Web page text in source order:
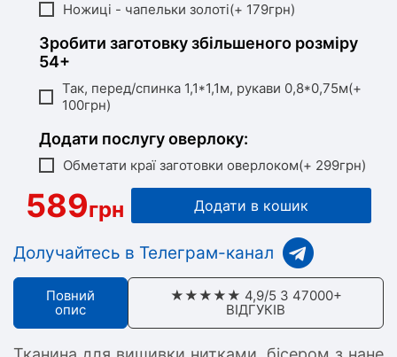
Ножиці - чапельки золоті(+ 179грн)
Зробити заготовку збільшеного розміру
54+
Так, перед/спинка 1,1*1,1м, рукави 0,8*0,75м(+
100грн)
Додати послугу оверлоку:
Обметати краї заготовки оверлоком(+ 299грн)
589грн Додати в кошик
Долучайтесь в Телеграм-канал
Повний
опис
★★★★★ 4,9/5 З 47000+
ВІДГУКІВ